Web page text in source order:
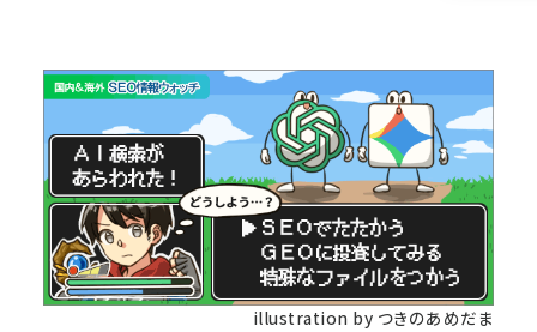
illustration by つきのあめだま